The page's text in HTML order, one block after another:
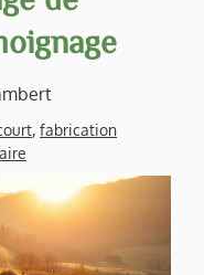
, fabrication